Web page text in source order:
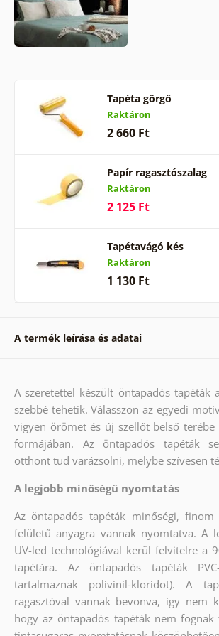
Tapéta görgő
Raktáron
2 660 Ft
Papír ragasztószalag
Raktáron
2 125 Ft
Tapétavágó kés
Raktáron
1 130 Ft
A termék leírása és adatai
A szeretettel készült öntapadós tapéták
szebbé tehetik. Válasszon az egyedi
vigyen örömet és új szellőt belső terébe
formájában. Az öntapadós tapéták
otthont tud varázsolni, melybe szívesen
A legjobb minőségű nyomtatás
Az öntapadós tapéták minőségi, finom
felületű anyagra vannak nyomtatva. A
UV-led technológiával kerül felvitelre a
tapétára. Az öntapadós tapéták
tartalmaznak polivinil-kloridot). A
ragasztóval vannak bevonva, így nem
hogy az öntapadós tapéták nem